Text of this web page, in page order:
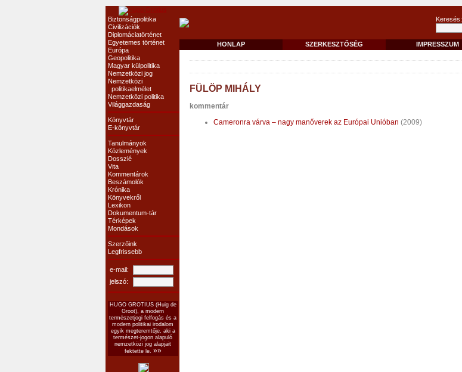
Biztonságpolitika
Civilizációk
Diplomáciatörténet
Egyetemes történet
Európa
Geopolitika
Magyar külpolitika
Nemzetközi jog
Nemzetközi
politikaelmélet
Nemzetközi politika
Világgazdaság
Könyvtár
E-könyvtár
Tanulmányok
Közlemények
Dosszié
Vita
Kommentárok
Beszámolók
Krónika
Könyvekről
Lexikon
Dokumentum-tár
Térképek
Mondások
Szerzőink
Legfrissebb
e-mail:
jelszó:
HUGO GROTIUS (Huig de
Groot), a modern
természetjogi felfogás és a
modern politikai irodalom
egyik megteremtője, aki a
természet-jogon alapuló
nemzetközi jog alapjait
fektette le. »»
Keresés:
HONLAP SZERKESZTŐSÉG IMPRESSZUM
FÜLÖP MIHÁLY
kommentár
Cameronra várva – nagy manőverek az Európai Unióban (2009)